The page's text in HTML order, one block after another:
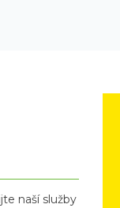
naší služby